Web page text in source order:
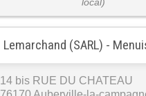
Lemarchand (SARL) -
14 bis RUE DU CHATEAU